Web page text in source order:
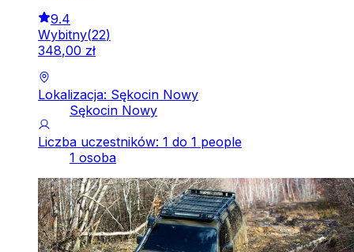
9.4
Wybitny(22)
348,00 zł
Lokalizacja: Sękocin Nowy
Sękocin Nowy
Liczba uczestników: 1 do 1 people
1 osoba